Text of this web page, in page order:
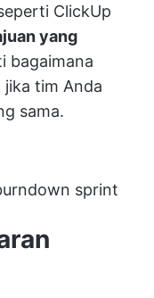
ClickUp
yang
bagaimana
tim Anda
sama.
sprint